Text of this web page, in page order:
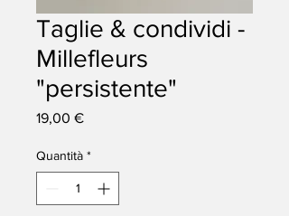
Taglie & condividi -
Millefleurs
"persistente"
19,00 €Prezzo
Quantità *